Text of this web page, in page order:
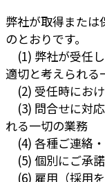
弊社が取得または
のとおりです。
(1) 弊社が受任
適切と考えられる
(2) 受任時にお
(3) 問合せに対
れる一切の業務
(4) 各種ご連絡
(5) 個別にご承
(6) 雇用（採用